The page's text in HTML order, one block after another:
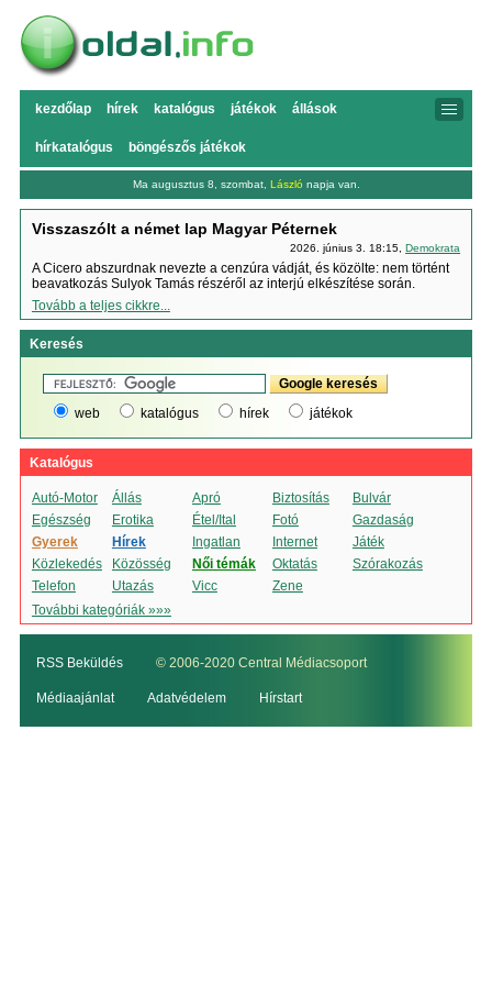
kezdőlap hírek katalógus játékok állások
hírkatalógus böngészős játékok
Ma augusztus 8, szombat, László napja van.
Visszaszólt a német lap Magyar Péternek
2026. június 3. 18:15,Demokrata
A Cicero abszurdnak nevezte a cenzúra vádját, és közölte: nem történt
beavatkozás Sulyok Tamás részéről az interjú elkészítése során.
Tovább a teljes cikkre...
Keresés
web katalógus hírek játékok
Katalógus
Autó-Motor Állás Apró Biztosítás
Bulvár
Egészség
Erotika Étel/Ital Fotó
Gazdaság
Gyerek
Hírek Ingatlan Internet
Játék
Közlekedés
Közösség Női témák Oktatás
Szórakozás
Telefon
Utazás Vicc
Zene
További kategóriák »»»
RSS Beküldés © 2006-2020 Central Médiacsoport
Médiaajánlat Adatvédelem Hírstart